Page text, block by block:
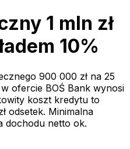
1 mln zł
10%
900 000 zł na 25
ofercie BOŚ Bank wynosi
koszt kredytu to
odsetek. Minimalna
dochodu netto ok.